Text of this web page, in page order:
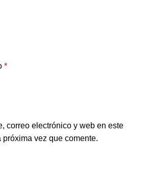
*
correo electrónico y web en este
próxima vez que comente.